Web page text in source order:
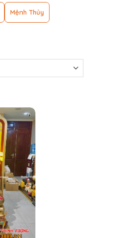
Mệnh Thủy